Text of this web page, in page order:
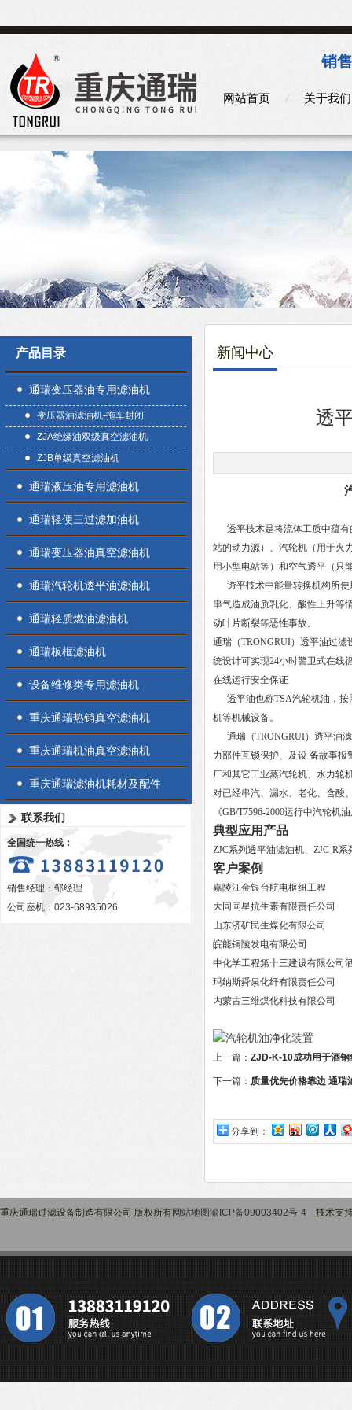
销
网站首页 关于我们
产品目录
通瑞变压器油专用滤油机
变压器油滤油机-拖车封闭
ZJA绝缘油双级真空滤油机
ZJB单级真空滤油机
通瑞液压油专用滤油机
通瑞轻便三过滤加油机
通瑞变压器油真空滤油机
通瑞汽轮机透平油滤油机
通瑞轻质燃油滤油机
通瑞板框滤油机
设备维修类专用滤油机
重庆通瑞热销真空滤油机
重庆通瑞机油真空滤油机
重庆通瑞滤油机耗材及配件
联系我们
全国统一热线：
销售经理：邹经理
公司座机：023-68935026
新闻中心
透
透平技术是将流体工质中蕴有
站的动力源）、汽轮机（用于火
用小型电站等）和空气透平（只
透平技术中能量转换机构所使
串气造成油质乳化、酸性上升等
动叶片断裂等恶性事故。
通瑞（TRONGRUI）透平油过
统设计可实现24小时警卫式在线
在线运行安全保证
透平油也称TSA汽轮机油，按
机等机械设备。
通瑞（TRONGRUI）透平油滤
力部件互锁保护、及设 备故事
厂和其它工业蒸汽轮机、水力轮
对已经串汽、漏水、老化、含酸
《GB/T7596-2000运行中汽轮机
典型应用产品
ZJC系列透平油滤油机、ZJC-R
客户案例
嘉陵江金银台航电枢纽工程
大同同星抗生素有限责任公司
山东济矿民生煤化有限公司
皖能铜陵发电有限公司
中化学工程第十三建设有限公司
玛纳斯舜泉化纤有限责任公司
内蒙古三维煤化科技有限公司
上一篇： ZJD-K-10成功用于酒
有限公司
下一篇： 质量优先价格靠边 通瑞
分享到：
重庆通瑞过滤设备制造有限公司 版权所有网站地图渝ICP备09003402号-4 技术支